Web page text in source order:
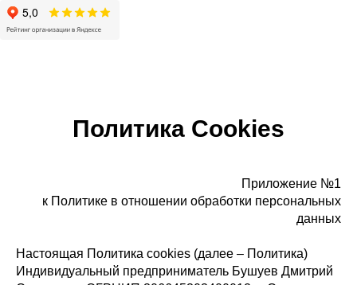
Политика Cookies
Приложение №1
к Политике в отношении обработки персональных
данных
Настоящая Политика cookies (далее – Политика)
Индивидуальный предприниматель Бушуев Дмитрий